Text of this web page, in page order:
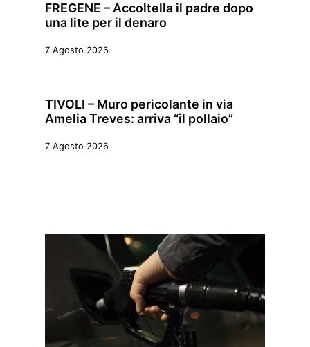
FREGENE – Accoltella il padre dopo
una lite per il denaro
7 Agosto 2026
TIVOLI – Muro pericolante in via
Amelia Treves: arriva “il pollaio”
7 Agosto 2026